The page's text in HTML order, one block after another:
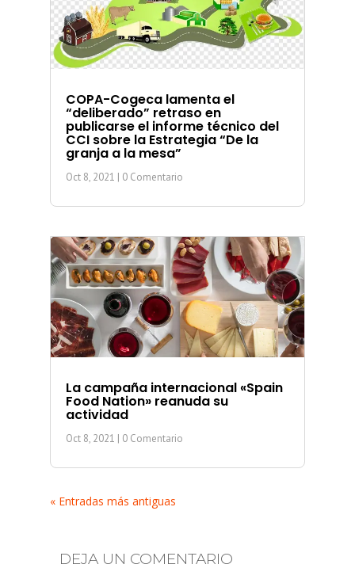
COPA-Cogeca lamenta el
“deliberado” retraso en
publicarse el informe técnico del
CCI sobre la Estrategia “De la
granja a la mesa”
Oct 8, 2021 | 0 Comentario
La campaña internacional «Spain
Food Nation» reanuda su
actividad
Oct 8, 2021 | 0 Comentario
« Entradas más antiguas
DEJA UN COMENTARIO